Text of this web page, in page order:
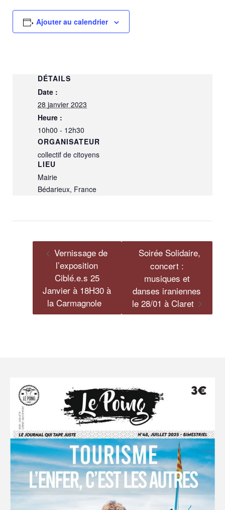
Ajouter au calendrier
DÉTAILS
Date :
28 janvier 2023
Heure :
10h00 - 12h30
LIEU
Mairie
Bédarieux, France
ORGANISATEUR
collectif de citoyens
Vernissage de
l’exposition
Ciblé.e.s 25
Janvier à 18H30 à
la Carmagnole
Soirée Solidaire,
concert :
musiques et
danses iraniennes
le 28/01 à Claret